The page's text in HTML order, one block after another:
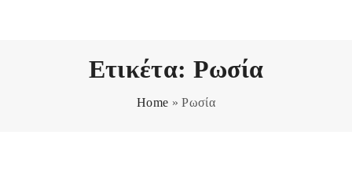
Ετικέτα: Ρωσία
Home »Ρωσία